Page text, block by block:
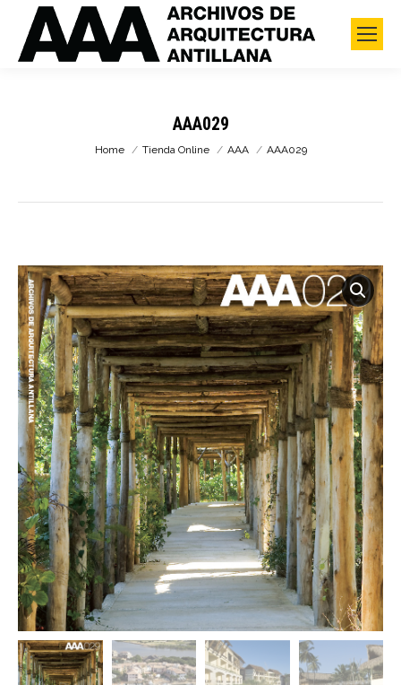
AAA029
You are here:
Home Tienda Online AAA AAA029